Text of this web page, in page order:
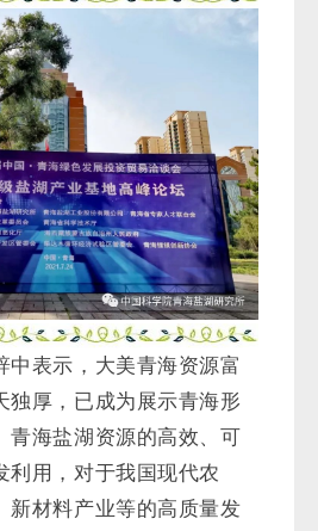
表示，大美青海资源富
独厚，已成为展示青海形
青海盐湖资源的高效、可
利用，对于我国现代农
新材料产业等的高质量发